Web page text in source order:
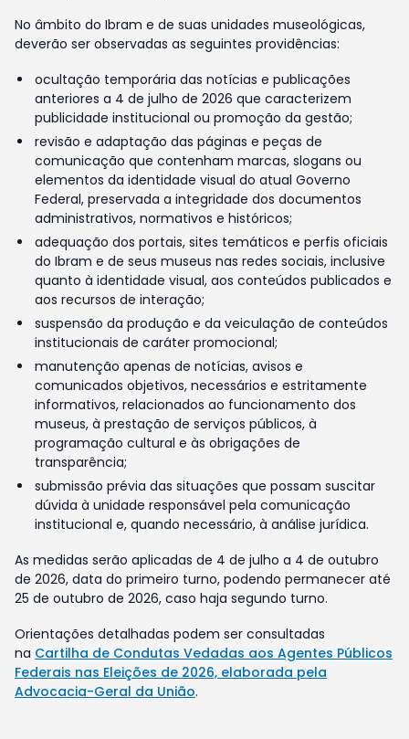
No âmbito do Ibram e de suas unidades museológicas,
deverão ser observadas as seguintes providências:
ocultação temporária das notícias e publicações
anteriores a 4 de julho de 2026 que caracterizem
publicidade institucional ou promoção da gestão;
revisão e adaptação das páginas e peças de
comunicação que contenham marcas, slogans ou
elementos da identidade visual do atual Governo
Federal, preservada a integridade dos documentos
administrativos, normativos e históricos;
adequação dos portais, sites temáticos e perfis oficiais
do Ibram e de seus museus nas redes sociais, inclusive
quanto à identidade visual, aos conteúdos publicados e
aos recursos de interação;
suspensão da produção e da veiculação de conteúdos
institucionais de caráter promocional;
manutenção apenas de notícias, avisos e
comunicados objetivos, necessários e estritamente
informativos, relacionados ao funcionamento dos
museus, à prestação de serviços públicos, à
programação cultural e às obrigações de
transparência;
submissão prévia das situações que possam suscitar
dúvida à unidade responsável pela comunicação
institucional e, quando necessário, à análise jurídica.
As medidas serão aplicadas de 4 de julho a 4 de outubro
de 2026, data do primeiro turno, podendo permanecer até
25 de outubro de 2026, caso haja segundo turno.
Orientações detalhadas podem ser consultadas
na Cartilha de Condutas Vedadas aos Agentes Públicos
Federais nas Eleições de 2026, elaborada pela
Advocacia-Geral da União.